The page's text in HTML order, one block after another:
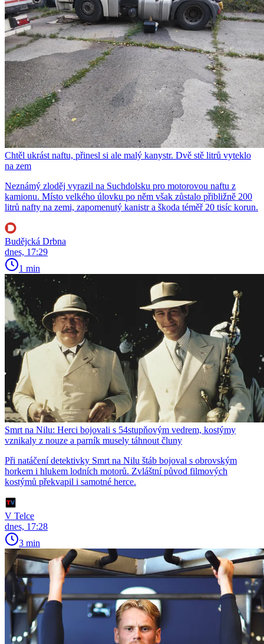
Chtěl ukrást naftu, přinesl si ale malý kanystr. Dvě stě litrů vyteklo
na zem
Neznámý zloděj vyrazil na Suchdolsku pro motorovou naftu z
kamionu. Místo velkého úlovku po něm však zůstalo přibližně 200
litrů nafty na zemi, zapomenutý kanistr a škoda téměř 20 tisíc korun.
Budějcká Drbna
dnes, 17:29
1 min
Smrt na Nilu: Herci bojovali s 54stupňovým vedrem, kostýmy
vznikaly z nouze a parník musely táhnout čluny
Při natáčení detektivky Smrt na Nilu štáb bojoval s obrovským
horkem i hlukem lodních motorů. Zvláštní původ filmových
kostýmů překvapil i samotné herce.
V Telce
dnes, 17:28
3 min